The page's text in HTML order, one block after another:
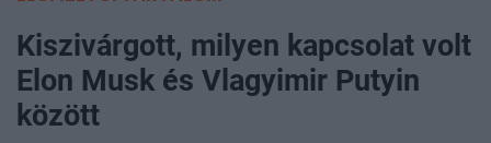
Kiszivárgott, milyen kapcsolat volt
Elon Musk és Vlagyimir Putyin
között